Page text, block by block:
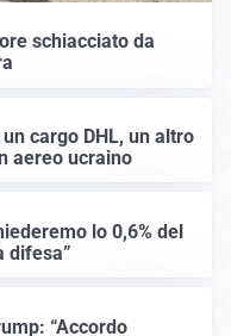
schiacciato da
cargo DHL, un altro
aereo ucraino
lo 0,6% del
difesa”
“Accordo